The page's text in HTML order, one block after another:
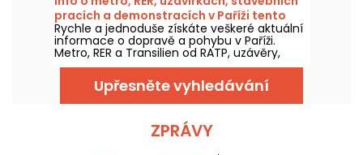
pracích a demonstracích v Paříži tento
Středa 5. srpen 2026
Rychle a jednoduše získáte veškeré aktuální
informace o dopravě a pohybu v Paříži.
Metro, RER a Transilien od RATP, uzávěry,
dopravní omezení, velké události a
demonstrace – vše, co potřebujete vědět
před tím, než vyrazíte do Paříže tento Středa
5. srpen 2026.
Upřesněte vyhledávání
ZPRÁVY